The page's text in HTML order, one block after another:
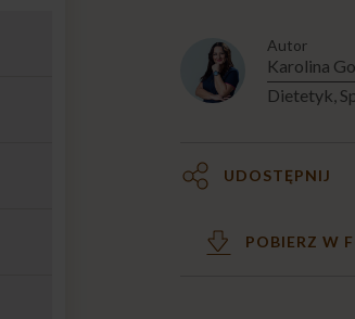
Autor
Karolina
Dietetyk,
UDOSTĘPNIJ
POBIERZ W